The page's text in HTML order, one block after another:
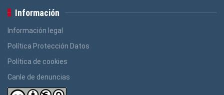
Información
Información legal
Política Protección Datos
Política de cookies
Canle de denuncias